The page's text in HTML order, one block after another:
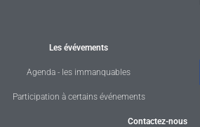
Les évévements
Agenda - les immanquables
Participation à certains événements
Contactez-nous